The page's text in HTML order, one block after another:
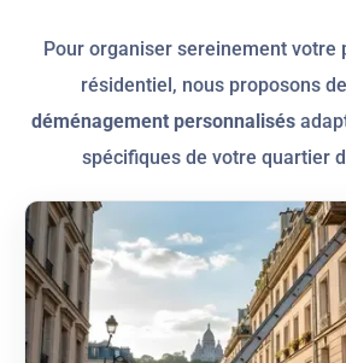
Pour organiser sereinement
résidentiel, nous proposons
déménagement personnalisés
spécifiques de votre quartier